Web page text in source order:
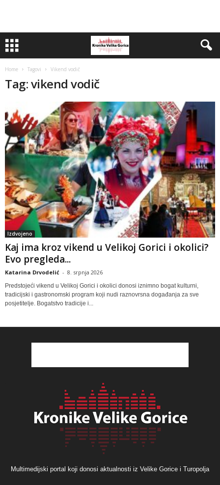
Home Tagovi Vikend vodič
Tag: vikend vodič
Izdvojeno
Kaj ima kroz vikend u Velikoj Gorici i okolici?
Evo pregleda...
Katarina Drvodelić - 8. srpnja 2026
Predstojeći vikend u Velikoj Gorici i okolici donosi iznimno bogat kulturni,
tradicijski i gastronomski program koji nudi raznovrsna događanja za sve
posjetitelje. Bogatstvo tradicije i...
Multimedijski portal koji donosi aktualnosti iz Velike Gorice i Turopolja